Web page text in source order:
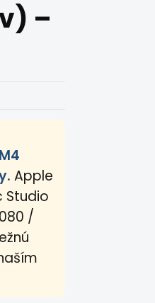
–
Apple
Studio
/